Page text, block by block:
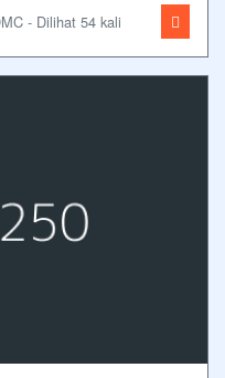
- Dilihat 54 kali